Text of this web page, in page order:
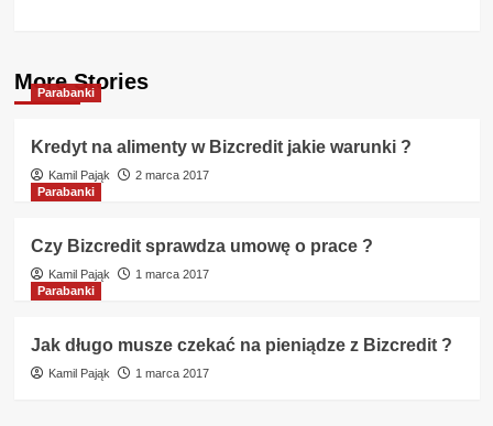
More Stories
Parabanki
Kredyt na alimenty w Bizcredit jakie warunki ?
Kamil Pająk
2 marca 2017
Parabanki
Czy Bizcredit sprawdza umowę o prace ?
Kamil Pająk
1 marca 2017
Parabanki
Jak długo musze czekać na pieniądze z Bizcredit ?
Kamil Pająk 1 marca 2017